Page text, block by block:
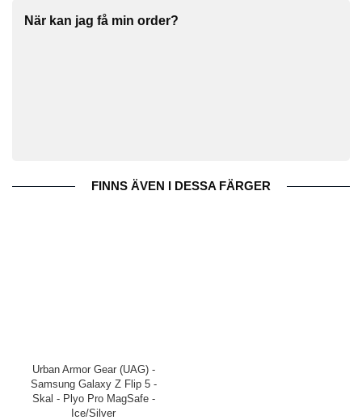
När kan jag få min order?
FINNS ÄVEN I DESSA FÄRGER
Urban Armor Gear (UAG) -
Samsung Galaxy Z Flip 5 -
Skal - Plyo Pro MagSafe -
Ice/Silver